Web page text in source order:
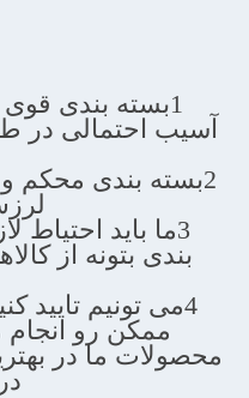
بندی قوی از کالاها
در طول حمل
بندی محکم و پر کردن
لرزش و
بايد احتياط لازم رو
از کالاها در
تایید کنیم که
رو انجام میدیم
ما در بهترین
در